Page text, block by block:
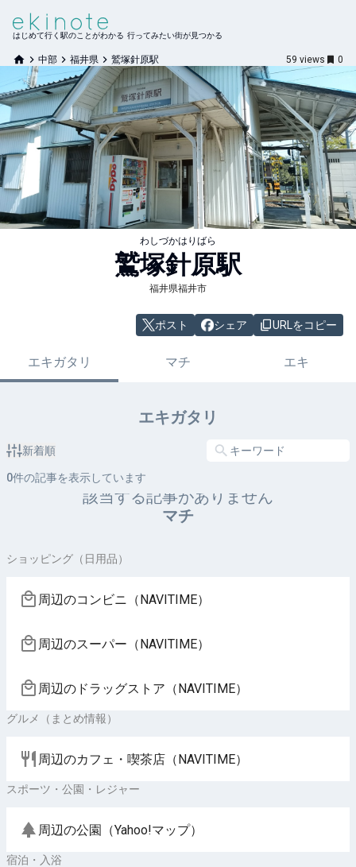
はじめて行く駅のことがわかる 行ってみたい街が見つかる
中部 福井県 鷲塚針原駅 59 views 0
わしづかはりばら
鷲塚針原駅
福井県福井市
ポスト シェア URLをコピー
エキガタリ マチ エキ
エキガタリ
新着順
0件の記事を表示しています
該当する記事がありません
マチ
ショッピング（日用品）
周辺のコンビニ（NAVITIME）
周辺のスーパー（NAVITIME）
周辺のドラッグストア（NAVITIME）
グルメ（まとめ情報）
周辺のカフェ・喫茶店（NAVITIME）
スポーツ・公園・レジャー
周辺の公園（Yahoo!マップ）
宿泊・入浴